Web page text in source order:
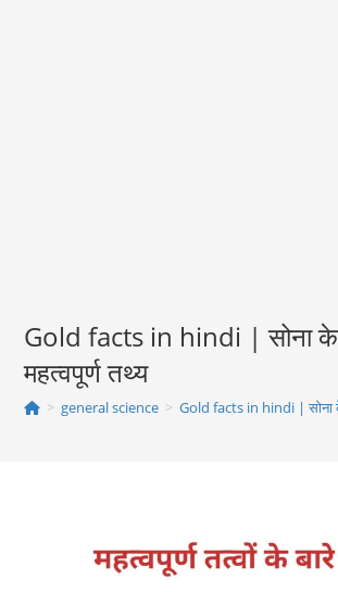
Gold facts in hindi | सोना के
महत्‍वपूर्ण तथ्‍य
> general science > Gold facts in hindi | सोना के